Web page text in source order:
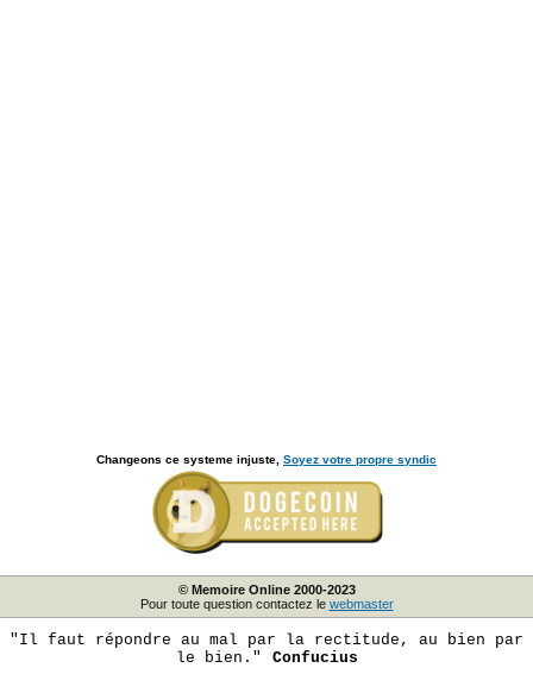
Changeons ce systeme injuste, Soyez votre propre syndic
© Memoire Online 2000-2023
Pour toute question contactez le webmaster
"Il faut répondre au mal par la rectitude, au bien par
le bien."
Confucius